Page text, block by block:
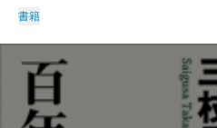
書籍